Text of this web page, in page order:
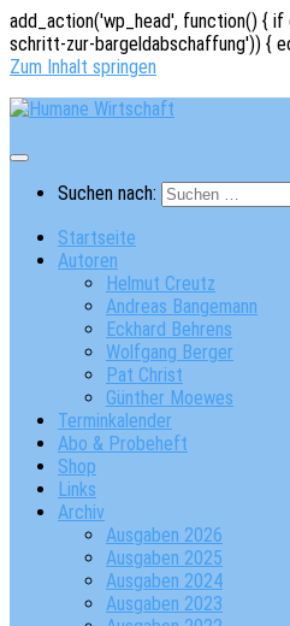
add_action('wp_head', function() {
schritt-zur-bargeldabschaffung')) {
Zum Inhalt springen
Suchen nach:
Startseite
Autoren
Helmut Creutz
Andreas Bangemann
Eckhard Behrens
Wolfgang Berger
Pat Christ
Günther Moewes
Terminkalender
Abo & Probeheft
Shop
Links
Archiv
Ausgaben 2026
Ausgaben 2025
Ausgaben 2024
Ausgaben 2023